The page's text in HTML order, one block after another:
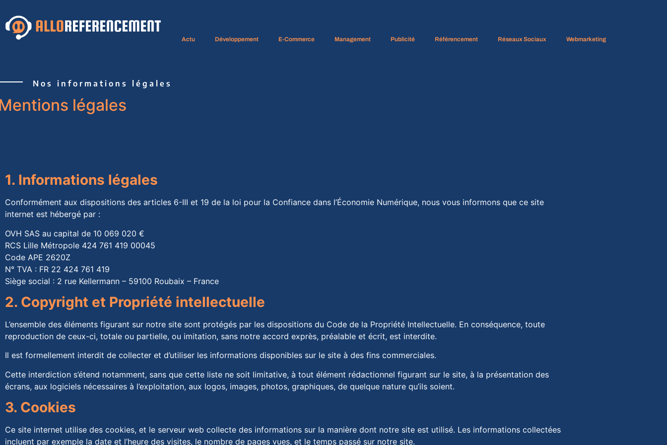
Actu Développement E-Commerce Management Publicité Référencement Réseaux Sociaux Webmarketing
Nos informations légales
légales
1. Informations légales
Conformément aux dispositions des articles 6-III et 19 de la loi pour la Confiance dans l’Économie Numérique, nous vous informons que ce site
internet est hébergé par :
OVH SAS au capital de 10 069 020 €
RCS Lille Métropole 424 761 419 00045
Code APE 2620Z
N° TVA : FR 22 424 761 419
Siège social : 2 rue Kellermann – 59100 Roubaix – France
2. Copyright et Propriété intellectuelle
L’ensemble des éléments figurant sur notre site sont protégés par les dispositions du Code de la Propriété Intellectuelle. En conséquence, toute
reproduction de ceux-ci, totale ou partielle, ou imitation, sans notre accord exprès, préalable et écrit, est interdite.
Il est formellement interdit de collecter et d’utiliser les informations disponibles sur le site à des fins commerciales.
Cette interdiction s’étend notamment, sans que cette liste ne soit limitative, à tout élément rédactionnel figurant sur le site, à la présentation des
écrans, aux logiciels nécessaires à l’exploitation, aux logos, images, photos, graphiques, de quelque nature qu’ils soient.
3. Cookies
Ce site internet utilise des cookies, et le serveur web collecte des informations sur la manière dont notre site est utilisé. Les informations collectées
incluent par exemple la date et l’heure des visites, le nombre de pages vues, et le temps passé sur notre site.